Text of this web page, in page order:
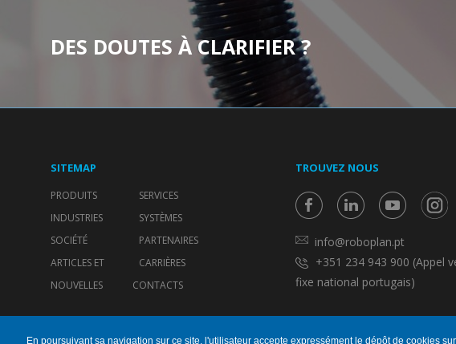
En poursuivant sa navigation sur ce site, l'utilisateur accepte expressément le dépôt de cookies
DES DOUTES À CLARIFIER ?
SITEMAP
PRODUITS
SERVICES
INDUSTRIES
SYSTÈMES
SOCIÉTÉ
PARTENAIRES
ARTICLES ET
NOUVELLES
CARRIÈRES
CONTACTS
TROUVEZ NOUS
info@roboplan.pt
+351 234 943 900 (Appel
fixe national portugais)